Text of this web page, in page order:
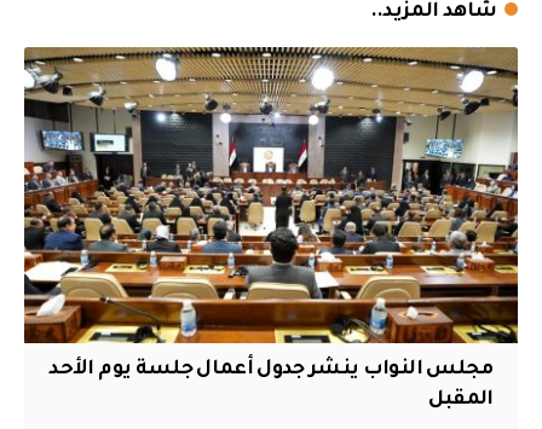
شاهد المزيد..
مجلس النواب ينشر جدول أعمال جلسة يوم الأحد
المقبل